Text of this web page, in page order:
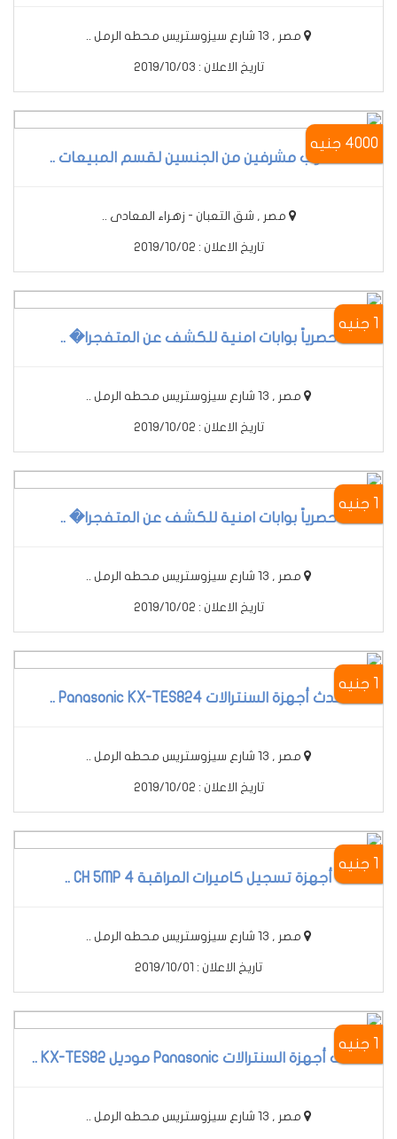
مصر , 13 شارع سيزوستريس محطه الرمل ..
تاريخ الاعلان : 2019/10/03
4000 جنيه
مطلوب مشرفين من الجنسين لقسم المبيعات ..
مصر , شق التعبان - زهراء المعادى ..
تاريخ الاعلان : 2019/10/02
1 جنيه
حصرياً بوابات امنية للكشف عن المتفجرا� ..
مصر , 13 شارع سيزوستريس محطه الرمل ..
تاريخ الاعلان : 2019/10/02
1 جنيه
حصرياً بوابات امنية للكشف عن المتفجرا� ..
مصر , 13 شارع سيزوستريس محطه الرمل ..
تاريخ الاعلان : 2019/10/02
1 جنيه
أحدث أجهزة السنترالات Panasonic KX-TES824 ..
مصر , 13 شارع سيزوستريس محطه الرمل ..
تاريخ الاعلان : 2019/10/02
1 جنيه
أجهزة تسجيل كاميرات المراقبة 4 CH 5MP ..
مصر , 13 شارع سيزوستريس محطه الرمل ..
تاريخ الاعلان : 2019/10/01
1 جنيه
أحدث أجهزة السنترالات Panasonic موديل KX-TES82 ..
مصر , 13 شارع سيزوستريس محطه الرمل ..